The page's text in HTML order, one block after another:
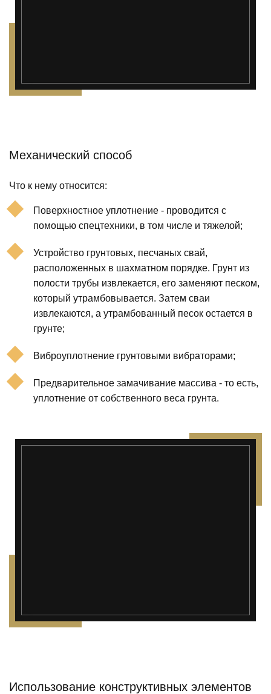
");">
Механический способ
Что к нему относится:
Поверхностное уплотнение - проводится с
помощью спецтехники, в том числе и тяжелой;
Устройство грунтовых, песчаных свай,
расположенных в шахматном порядке. Грунт из
полости трубы извлекается, его заменяют песком,
который утрамбовывается. Затем сваи
извлекаются, а утрамбованный песок остается в
грунте;
Виброуплотнение грунтовыми вибраторами;
Предварительное замачивание массива - то есть,
уплотнение от собственного веса грунта.
");">
Использование конструктивных элементов